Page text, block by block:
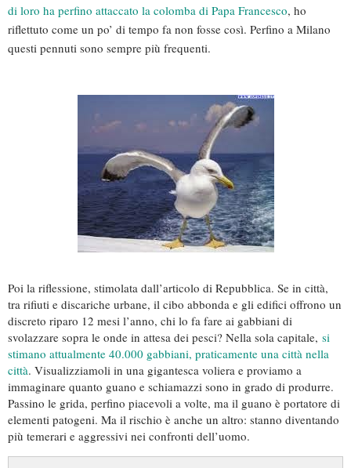
di loro ha perfino attaccato la colomba di Papa Francesco, ho
riflettuto come un po’ di tempo fa non fosse così. Perfino a Milano
questi pennuti sono sempre più frequenti.
Poi la riflessione, stimolata dall’articolo di Repubblica. Se in città,
tra rifiuti e discariche urbane, il cibo abbonda e gli edifici offrono un
discreto riparo 12 mesi l’anno, chi lo fa fare ai gabbiani di
svolazzare sopra le onde in attesa dei pesci? Nella sola capitale, si
stimano attualmente 40.000 gabbiani, praticamente una città nella
città. Visualizziamoli in una gigantesca voliera e proviamo a
immaginare quanto guano e schiamazzi sono in grado di produrre.
Passino le grida, perfino piacevoli a volte, ma il guano è portatore di
elementi patogeni. Ma il rischio è anche un altro: stanno diventando
più temerari e aggressivi nei confronti dell’uomo.